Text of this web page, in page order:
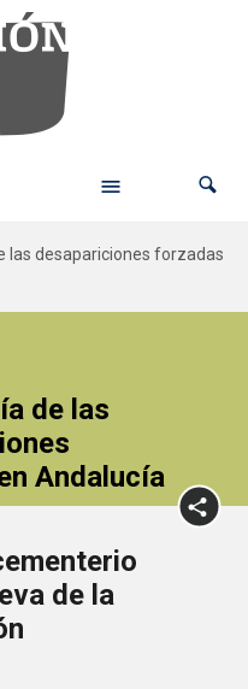
las desapariciones forzadas
de las
Andalucía
de la